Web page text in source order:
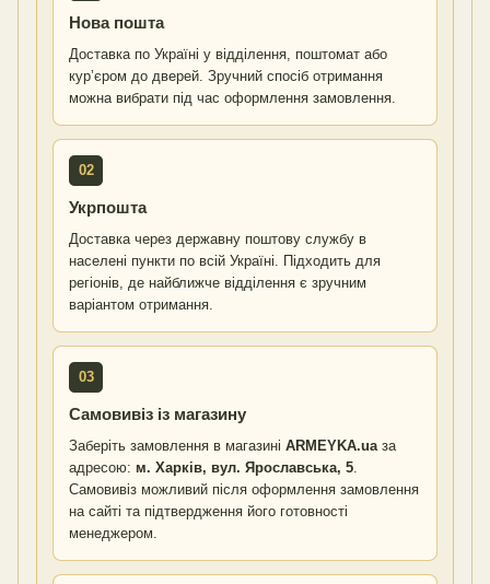
Нова пошта
Доставка по Україні у відділення, поштомат або
кур’єром до дверей. Зручний спосіб отримання
можна вибрати під час оформлення замовлення.
02
Укрпошта
Доставка через державну поштову службу в
населені пункти по всій Україні. Підходить для
регіонів, де найближче відділення є зручним
варіантом отримання.
03
Самовивіз із магазину
Заберіть замовлення в магазині ARMEYKA.ua за
адресою: м. Харків, вул. Ярославська, 5
Самовивіз можливий після оформлення замовлення
на сайті та підтвердження його готовності
менеджером.